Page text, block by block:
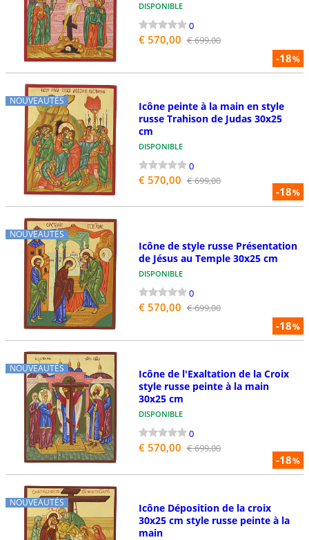
-18%
DISPONIBLE
0
€ 570,00 € 699,00
NOUVEAUTÉS
-18%
Icône peinte à la main en style
russe Trahison de Judas 30x25
cm
DISPONIBLE
0
€ 570,00 € 699,00
NOUVEAUTÉS
-18%
Icône de style russe Présentation
de Jésus au Temple 30x25 cm
DISPONIBLE
0
€ 570,00 € 699,00
NOUVEAUTÉS
-18%
Icône de l'Exaltation de la Croix
style russe peinte à la main
30x25 cm
DISPONIBLE
0
€ 570,00 € 699,00
NOUVEAUTÉS
Icône Déposition de la croix
30x25 cm style russe peinte à la
main